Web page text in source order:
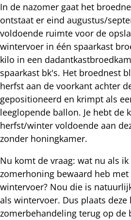
In de nazomer gaat het
ontstaat er eind augustus/
voldoende ruimte voor de
wintervoer in één spaarkast
kilo in een
spaarkast bk's. Het broednest
herfst aan de voorkant achter
gepositioneerd en krimpt als
leeglopende ballon. Je hebt de
herfst/winter voldoende aan
zonder honingkamer.
Nu komt de vraag: wat nu als
zomerhoning bewaard heb
wintervoer? Nou die is
als wintervoer. Dus plaats
zomerbehandeling terug op de